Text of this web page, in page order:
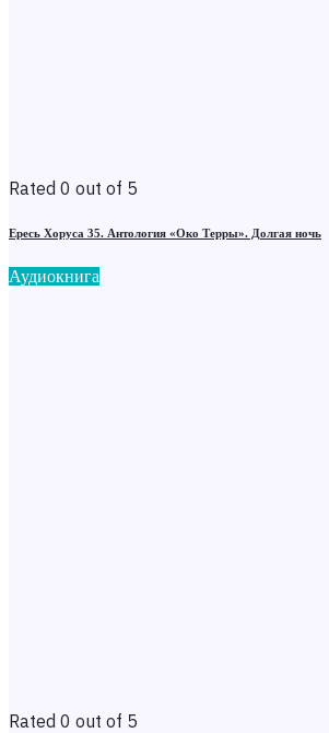
Rated 0 out of 5
Ересь Хоруса 35. Антология «Око Терры». Долгая ночь
Аудиокнига
Rated 0 out of 5